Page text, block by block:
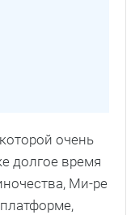
очень
долгое время
Ми-ре